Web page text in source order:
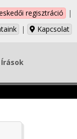
regisztráció
|
| Kapcsolat
Írások